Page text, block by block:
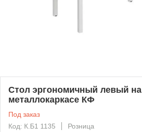
Стол эргономичный левый на
металлокаркасе КФ
Под заказ
Код: К.Б1 1135
Розница